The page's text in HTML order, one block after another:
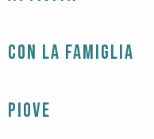
Con la famiglia
Piove